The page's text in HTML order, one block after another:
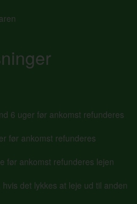
6 uger før ankomst refunderes
før ankomst refunderes
før ankomst refunderes lejen
det lykkes at leje ud til anden